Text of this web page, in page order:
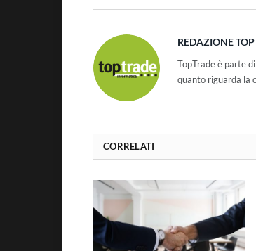
REDAZIONE
TopTrade è parte
quanto riguarda la
CORRELATI